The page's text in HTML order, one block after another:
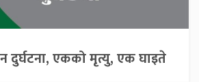
दुर्घटना, एकको मृत्यु, एक घाइते